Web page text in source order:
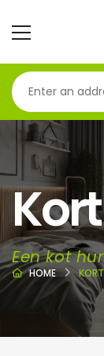
Een kot
HOME